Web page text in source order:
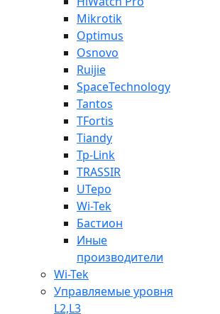
Mikrotik
Optimus
Osnovo
Ruijie
SpaceTechnology
Tantos
TFortis
Tiandy
Tp-Link
TRASSIR
UTepo
Wi-Tek
Бастион
Иные
производители
Wi-Tek
Управляемые уровня
L2,L3